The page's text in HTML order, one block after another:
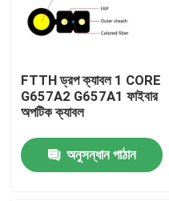
আমাদের সম্পর্কে
কারখানা ভ্রমণ
মান নিয়ন্ত্রণ
যোগাযোগ করুন
FTTH ড্রপ ক্যাবল 1 CORE
G657A2 G657A1 ফাইবার
অপটিক ক্যাবল
অনুসন্ধান পাঠান